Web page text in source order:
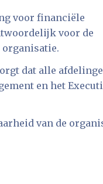
voor financiële
voor de
dat alle
en het
van de